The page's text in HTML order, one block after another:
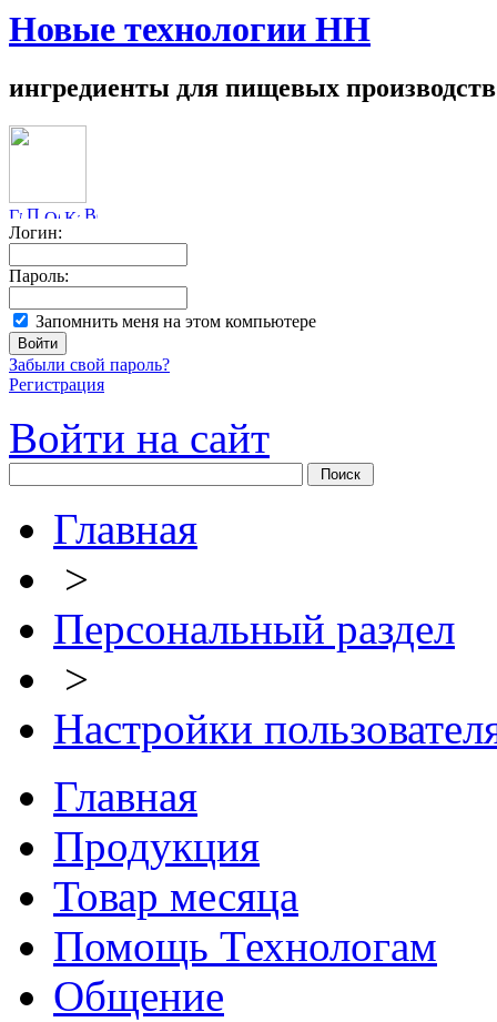
Новые технологии НН
ингредиенты для пищевых производств
Логин:
Пароль:
Запомнить меня на этом компьютере
Забыли свой пароль?
Регистрация
Войти на сайт
Главная
>
Персональный раздел
>
Настройки
Главная
Продукция
Товар месяца
Помощь Технологам
Общение